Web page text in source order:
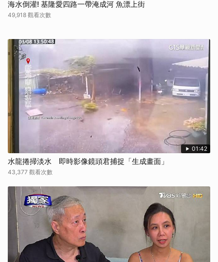
海水倒灌! 基隆愛四路一帶淹成河 魚漂上街
49,918 觀看次數
01:42
水龍捲掃淡水 即時影像鏡頭君捕捉「生成畫面」
43,377 觀看次數